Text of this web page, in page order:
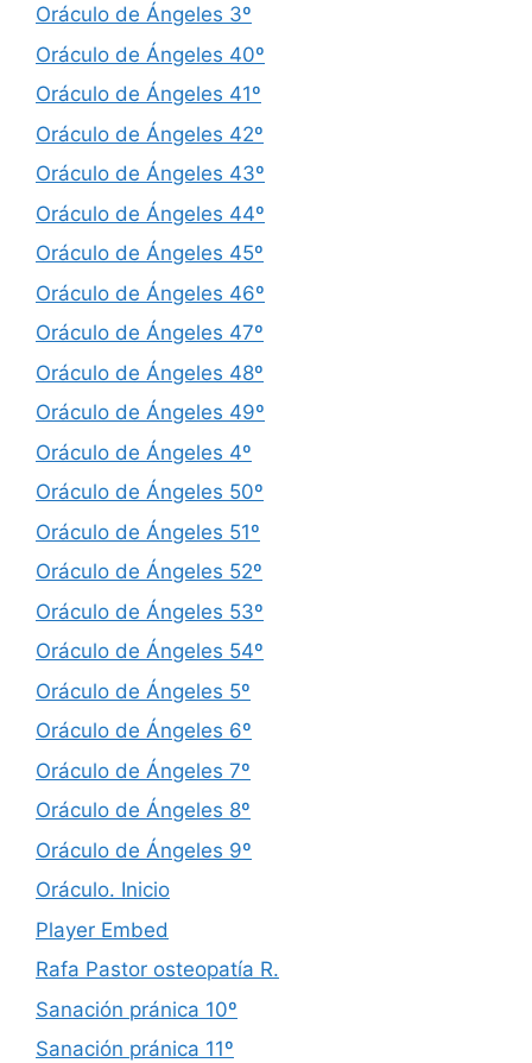
Oráculo de Ángeles 3º
Oráculo de Ángeles 40º
Oráculo de Ángeles 41º
Oráculo de Ángeles 42º
Oráculo de Ángeles 43º
Oráculo de Ángeles 44º
Oráculo de Ángeles 45º
Oráculo de Ángeles 46º
Oráculo de Ángeles 47º
Oráculo de Ángeles 48º
Oráculo de Ángeles 49º
Oráculo de Ángeles 4º
Oráculo de Ángeles 50º
Oráculo de Ángeles 51º
Oráculo de Ángeles 52º
Oráculo de Ángeles 53º
Oráculo de Ángeles 54º
Oráculo de Ángeles 5º
Oráculo de Ángeles 6º
Oráculo de Ángeles 7º
Oráculo de Ángeles 8º
Oráculo de Ángeles 9º
Oráculo. Inicio
Player Embed
Rafa Pastor osteopatía R.
Sanación pránica 10º
Sanación pránica 11º